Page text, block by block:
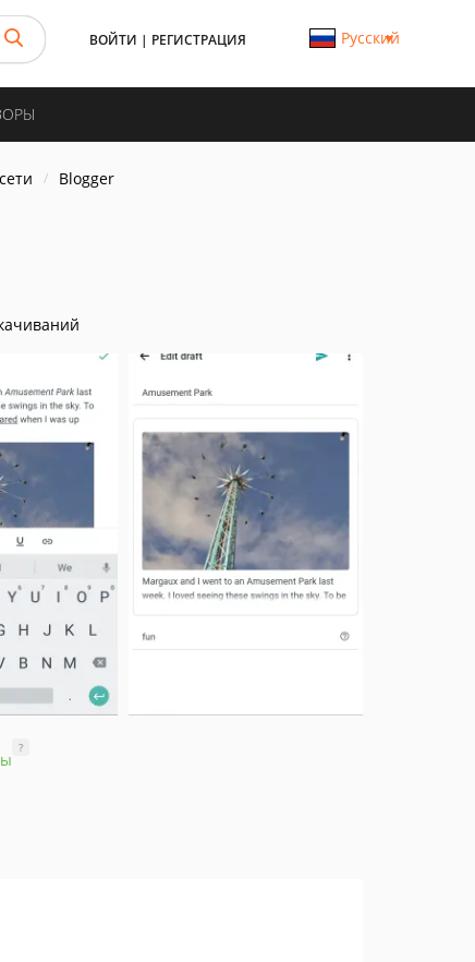
ВОЙТИ | РЕГИСТРАЦИЯ Русский
Blogger
?